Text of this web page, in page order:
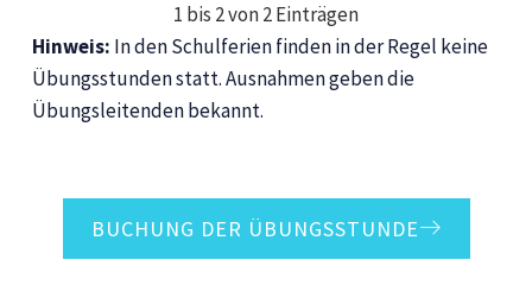
1 bis 2 von 2 Einträgen
Hinweis: In den Schulferien finden in der Regel keine
Übungsstunden statt. Ausnahmen geben die
Übungsleitenden bekannt.
BUCHUNG DER ÜBUNGSSTUNDE